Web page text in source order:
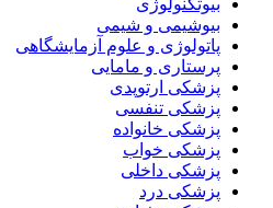
بیوشیمی و شیمی
پاتولوژی و علوم آزمایشگاهی
پرستاری و مامایی
پزشکی ارتوپدی
پزشکی تنفسی
پزشکی خانواده
پزشکی خواب
پزشکی داخلی
پزشکی درد